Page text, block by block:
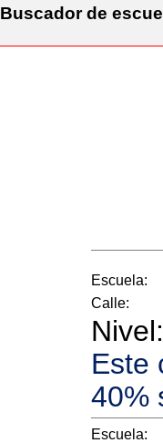
Buscador de
Escuela:
Calle:
Nivel:
Este
40%
Escuela: